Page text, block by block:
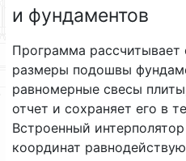
и фундаментов
Программа рассчитывает
размеры подошвы
равномерные свесы
отчет и сохраняет его в
Встроенный
координат